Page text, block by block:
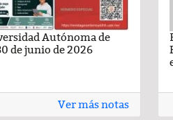
Carlota de
casero
Autónoma de
de junio de 2026
Ver más notas
por Raul Avila Ortiz del día 22-